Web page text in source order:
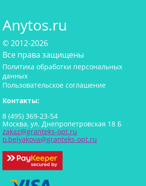
Anytos.ru
© 2012-2026
Все права защищены
Политика обработки персональных
данных
Пользовательское соглашение
Контакты:
8 (495) 369-23-54
Москва, ул. Днепропетровская 18 Б
zakaz@granteks-opt.ru
o.belyakova@granteks-opt.ru